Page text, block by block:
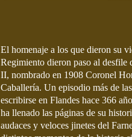
El homenaje a los que dieron su
Regimiento dieron paso al
II, nombrado en 1908 Coronel
Caballería. Un episodio más de
escribirse en Flandes hace 366
ha llenado las páginas de su
audaces y veloces jinetes del